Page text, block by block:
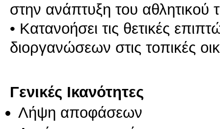
στην ανάπτυξη του αθλητικού
• Κατανοήσει τις θετικές
διοργανώσεων στις τοπικές
Γενικές Ικανότητες
Λήψη αποφάσεων